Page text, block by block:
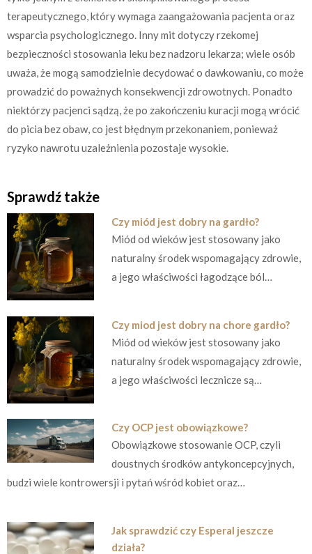
terapeutycznego, który wymaga zaangażowania pacjenta oraz
wsparcia psychologicznego. Inny mit dotyczy rzekomej
bezpieczności stosowania leku bez nadzoru lekarza; wiele osób
uważa, że mogą samodzielnie decydować o dawkowaniu, co może
prowadzić do poważnych konsekwencji zdrowotnych. Ponadto
niektórzy pacjenci sądzą, że po zakończeniu kuracji mogą wrócić
do picia bez obaw, co jest błędnym przekonaniem, ponieważ
ryzyko nawrotu uzależnienia pozostaje wysokie.
Sprawdź także
Czy miód jest dobry na gardło?
Miód od wieków jest stosowany jako
naturalny środek wspomagający zdrowie,
a jego właściwości łagodzące ból…
Czy miod jest dobry na chore gardło?
Miód od wieków jest stosowany jako
naturalny środek wspomagający zdrowie,
a jego właściwości lecznicze są…
Czy OCP jest obowiązkowe?
Obowiązkowe stosowanie OCP, czyli
doustnych środków antykoncepcyjnych,
budzi wiele kontrowersji i pytań wśród kobiet oraz…
Jak sprawdzić czy Esperal jeszcze
działa?